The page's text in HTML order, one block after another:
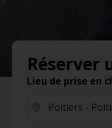
Réserver
Lieu de prise en